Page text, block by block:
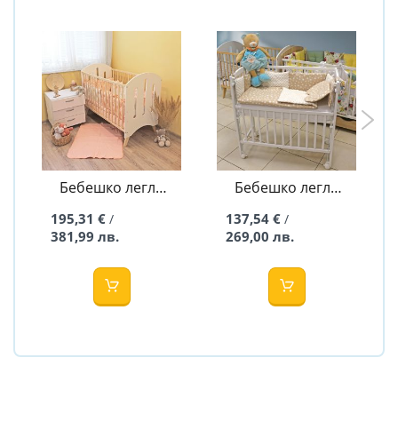
Бебешко легло
195,31 € /
381,99 лв.
Бебешко легло
137,54 € /
269,00 лв.